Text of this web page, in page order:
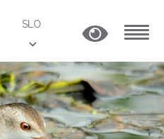
SLO